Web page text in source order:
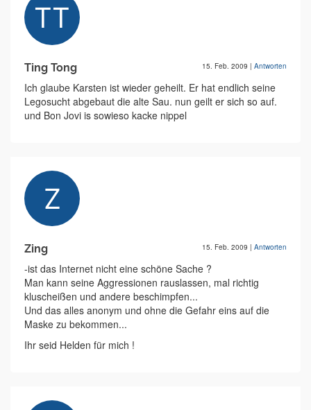
Ting Tong 15. Feb. 2009 | Antworten
Ich glaube Karsten ist wieder geheilt. Er hat endlich seine
Legosucht abgebaut die alte Sau. nun geilt er sich so auf.
und Bon Jovi is sowieso kacke nippel
Zing 15. Feb. 2009 | Antworten
-ist das Internet nicht eine schöne Sache ?
Man kann seine Aggressionen rauslassen, mal richtig
kluscheißen und andere beschimpfen...
Und das alles anonym und ohne die Gefahr eins auf die
Maske zu bekommen...
Ihr seid Helden für mich !